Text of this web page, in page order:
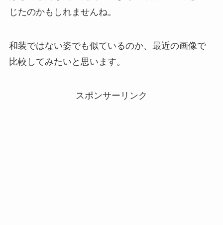
じたのかもしれませんね。
和装ではない姿でも似ているのか、最近の画像で
比較してみたいと思います。
スポンサーリンク